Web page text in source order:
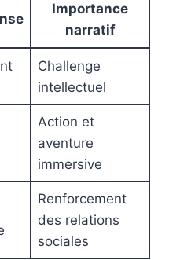
Importance
narratif
Challenge
intellectuel
Action et
aventure
immersive
Renforcement
des relations
sociales